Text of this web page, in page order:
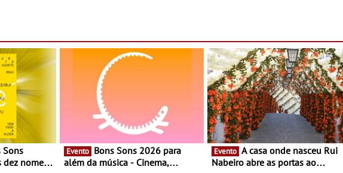
dez nomes
Evento
além da música - Cinema,
Evento
Nabeiro abre as portas ao